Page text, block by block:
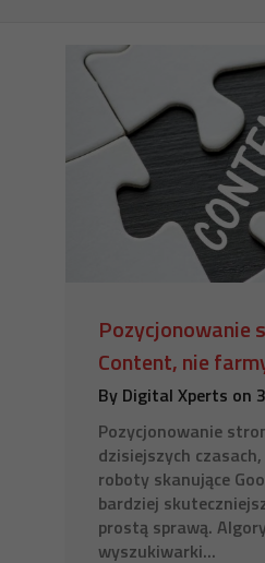
Pozycjonowanie
Content, nie
By Digital Xperts on
Pozycjonowanie
dzisiejszych
roboty skanujące
bardziej
prostą sprawą.
wyszukiwarki...